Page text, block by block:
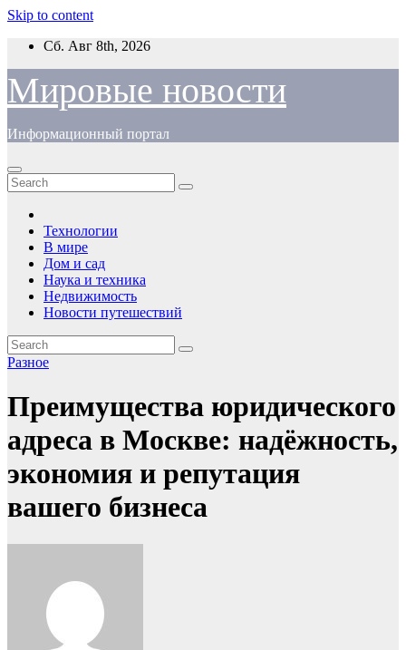
Skip to content
Сб. Авг 8th, 2026
Мировые новости
Информационный портал
Технологии
В мире
Дом и сад
Наука и техника
Недвижимость
Новости путешествий
Разное
Преимущества юридического
адреса в Москве: надёжность,
экономия и репутация
вашего бизнеса